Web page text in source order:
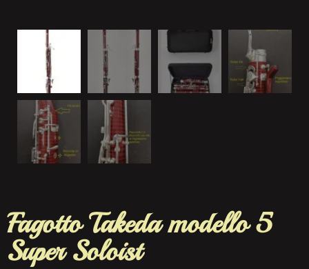
Fagotto Takeda modello 5
Super Soloist